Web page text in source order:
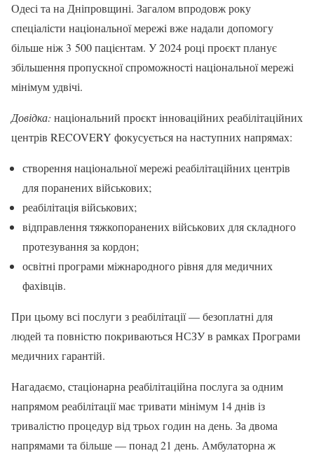
Одесі та на Дніпровщині. Загалом впродовж року
спеціалісти національної мережі вже надали допомогу
більше ніж 3 500 пацієнтам. У 2024 році проєкт планує
збільшення пропускної спроможності національної мережі
мінімум удвічі.
Довідка: національний проєкт інноваційних реабілітаційних
центрів RECOVERY фокусується на наступних напрямах:
створення національної мережі реабілітаційних центрів
для поранених військових;
реабілітація військових;
відправлення тяжкопоранених військових для складного
протезування за кордон;
освітні програми міжнародного рівня для медичних
фахівців.
При цьому всі послуги з реабілітації — безоплатні для
людей та повністю покриваються НСЗУ в рамках Програми
медичних гарантій.
Нагадаємо, стаціонарна реабілітаційна послуга за одним
напрямом реабілітації має тривати мінімум 14 днів із
тривалістю процедур від трьох годин на день. За двома
напрямами та більше — понад 21 день. Амбулаторна ж